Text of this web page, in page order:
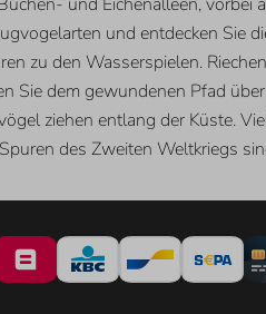
und entdecken
zu den Wasserspielen.
dem gewundenen Pfad
ziehen entlang der Küste.
des Zweiten Weltkriegs